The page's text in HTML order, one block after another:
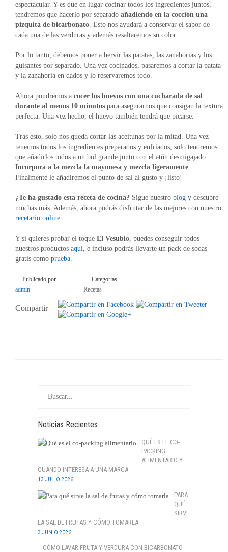
espectacular. Y es que en lugar cocinar todos los ingredientes juntos,
tendremos que hacerlo por separado añadiendo en la cocción una
pizquita de bicarbonato. Esto nos ayudará a conservar el sabor de
cada una de las verduras y además resaltaremos su color.
Por lo tanto, debemos poner a hervir las patatas, las zanahorias y los
guisantes por separado. Una vez cocinados, pasaremos a cortar la patata
y la zanahoria en dados y lo reservaremos todo.
Ahora pondremos a cocer los huevos con una cucharada de sal
durante al menos 10 minutos para asegurarnos que consigan la textura
perfecta. Una vez hecho, el huevo también tendrá que picarse.
Tras esto, solo nos queda cortar las aceitunas por la mitad. Una vez
tenemos todos los ingredientes preparados y enfriados, solo tendremos
que añadirlos todos a un bol grande junto con el atún desmigajado.
Incorpora a la mezcla la mayonesa y mezcla ligeramente.
Finalmente le añadiremos el punto de sal al gusto y ¡listo!
¿Te ha gustado esta receta de cocina? Sigue nuestro blog y descubre
muchas más. Además, ahora podrás disfrutar de las mejores con nuestro
recetario online.
Y si quieres probar el toque El Vesubio, puedes conseguir todos
nuestros productos aquí, e incluso podrás llevarte un pack de sodas
gratis como prueba.
Publicado por
admin
Categorias
Recetas
Compartir
Noticias Recientes
QUÉ ES EL CO-
PACKING
ALIMENTARIO Y
CUÁNDO INTERESA A UNA MARCA
13 JULIO 2026
PARA
QUÉ
SIRVE
LA SAL DE FRUTAS Y CÓMO TOMARLA
3 JUNIO 2026
CÓMO LAVAR FRUTA Y VERDURA CON BICARBONATO